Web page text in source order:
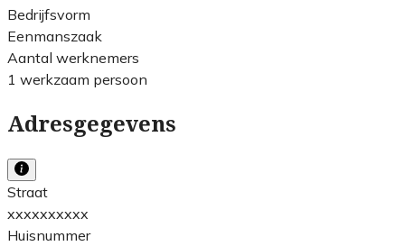
Bedrijfsvorm
Eenmanszaak
Aantal werknemers
1 werkzaam persoon
Adresgegevens
Straat
xxxxxxxxxx
Huisnummer